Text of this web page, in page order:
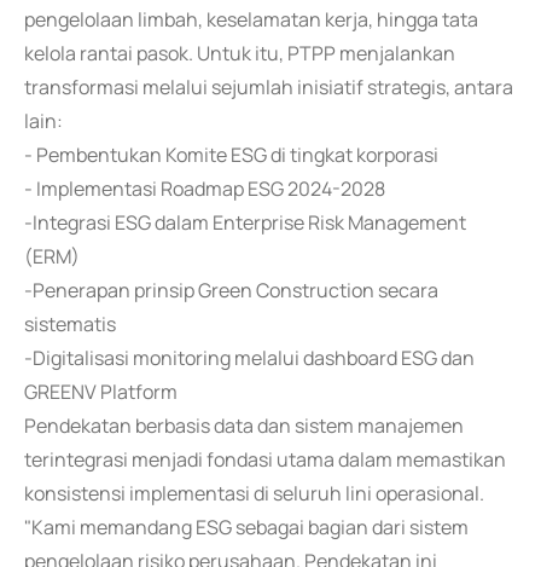
pengelolaan limbah, keselamatan kerja, hingga tata
kelola rantai pasok. Untuk itu, PTPP menjalankan
transformasi melalui sejumlah inisiatif strategis, antara
lain:
- Pembentukan Komite ESG di tingkat korporasi
- Implementasi Roadmap ESG 2024-2028
-Integrasi ESG dalam Enterprise Risk Management
(ERM)
-Penerapan prinsip Green Construction secara
sistematis
-Digitalisasi monitoring melalui dashboard ESG dan
GREENV Platform
Pendekatan berbasis data dan sistem manajemen
terintegrasi menjadi fondasi utama dalam memastikan
konsistensi implementasi di seluruh lini operasional.
"Kami memandang ESG sebagai bagian dari sistem
pengelolaan risiko perusahaan. Pendekatan ini